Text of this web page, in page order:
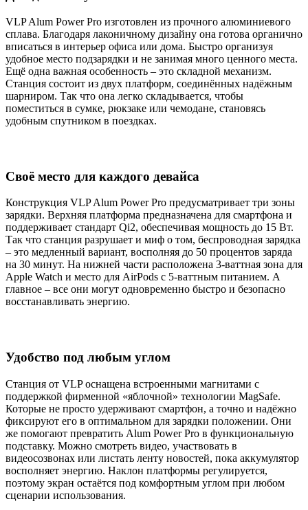
VLP Alum Power Pro изготовлен из прочного алюминиевого
сплава. Благодаря лаконичному дизайну она готова органично
вписаться в интерьер офиса или дома. Быстро организуя
удобное место подзарядки и не занимая много ценного места.
Ещё одна важная особенность – это складной механизм.
Станция состоит из двух платформ, соединённых надёжным
шарниром. Так что она легко складывается, чтобы
поместиться в сумке, рюкзаке или чемодане, становясь
удобным спутником в поездках.
Своё место для каждого девайса
Конструкция VLP Alum Power Pro предусматривает три зоны
зарядки. Верхняя платформа предназначена для смартфона и
поддерживает стандарт Qi2, обеспечивая мощность до 15 Вт.
Так что станция разрушает и миф о том, беспроводная зарядка
– это медленный вариант, восполняя до 50 процентов заряда
на 30 минут. На нижней части расположена 3-ваттная зона для
Apple Watch и место для AirPods с 5-ваттным питанием. А
главное – все они могут одновременно быстро и безопасно
восстанавливать энергию.
Удобство под любым углом
Станция от VLP оснащена встроенными магнитами с
поддержкой фирменной «яблочной» технологии MagSafe.
Которые не просто удерживают смартфон, а точно и надёжно
фиксируют его в оптимальном для зарядки положении. Они
же помогают превратить Alum Power Pro в функциональную
подставку. Можно смотреть видео, участвовать в
видеосозвонах или листать ленту новостей, пока аккумулятор
восполняет энергию. Наклон платформы регулируется,
поэтому экран остаётся под комфортным углом при любом
сценарии использования.